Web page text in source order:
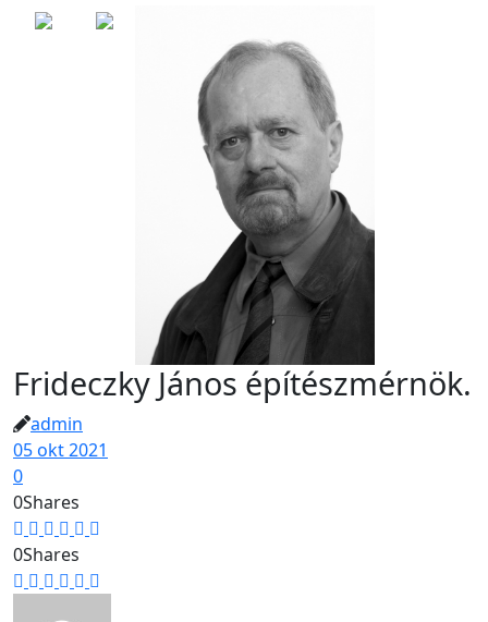
Frideczky János építészmérnök.
admin
05 okt 2021
0
0Shares
0Shares